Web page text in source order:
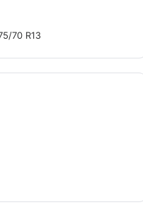
70 R13